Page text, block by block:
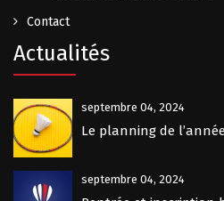
Contact
Actualités
septembre 04, 2024
Le planning de
septembre 04, 2024